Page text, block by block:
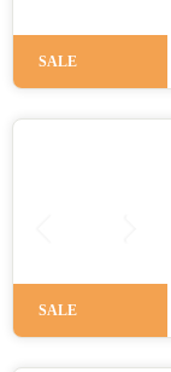
SALE
SALE